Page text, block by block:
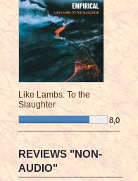
Like Lambs: To the
Slaughter
8,0
¯¯¯¯¯¯¯¯¯¯¯¯¯¯¯¯¯¯¯¯¯¯¯¯
REVIEWS "NON-
AUDIO"